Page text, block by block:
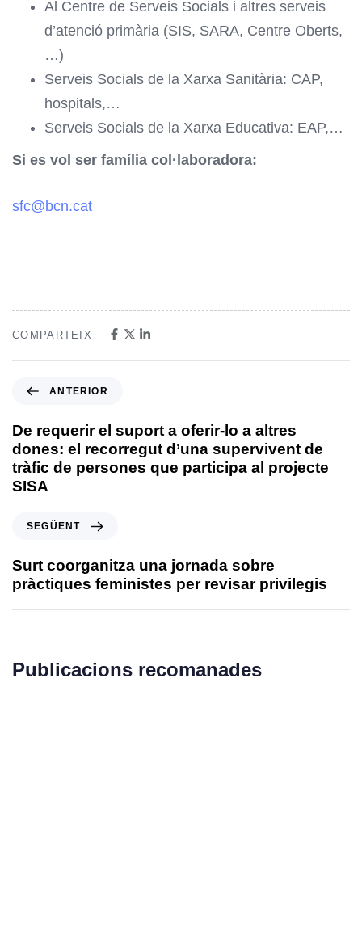
Al Centre de Serveis Socials i altres serveis
d’atenció primària (SIS, SARA, Centre Oberts,
…)
Serveis Socials de la Xarxa Sanitària: CAP,
hospitals,…
Serveis Socials de la Xarxa Educativa: EAP,…
Si es vol ser família col·laboradora:
sfc@bcn.cat
COMPARTEIX
ANTERIOR
De requerir el suport a oferir-lo a altres
dones: el recorregut d’una supervivent de
tràfic de persones que participa al projecte
SISA
SEGÜENT
Surt coorganitza una jornada sobre
pràctiques feministes per revisar privilegis
Publicacions recomanades